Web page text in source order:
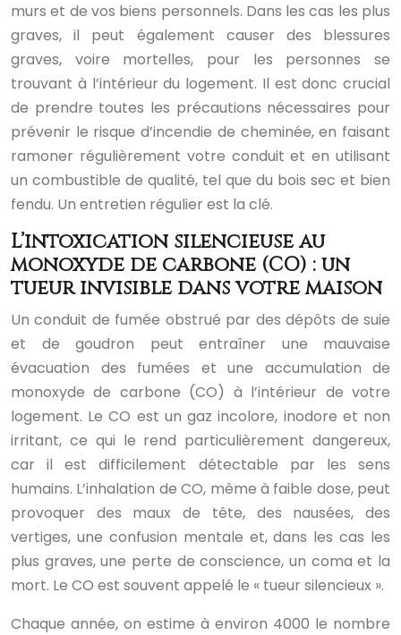
murs et de vos biens personnels. Dans les cas les plus
graves, il peut également causer des blessures
graves, voire mortelles, pour les personnes se
trouvant à l’intérieur du logement. Il est donc crucial
de prendre toutes les précautions nécessaires pour
prévenir le risque d’incendie de cheminée, en faisant
ramoner régulièrement votre conduit et en utilisant
un combustible de qualité, tel que du bois sec et bien
fendu. Un entretien régulier est la clé.
L’intoxication silencieuse au
monoxyde de carbone (CO) : un
tueur invisible dans votre maison
Un conduit de fumée obstrué par des dépôts de suie
et de goudron peut entraîner une mauvaise
évacuation des fumées et une accumulation de
monoxyde de carbone (CO) à l’intérieur de votre
logement. Le CO est un gaz incolore, inodore et non
irritant, ce qui le rend particulièrement dangereux,
car il est difficilement détectable par les sens
humains. L’inhalation de CO, même à faible dose, peut
provoquer des maux de tête, des nausées, des
vertiges, une confusion mentale et, dans les cas les
plus graves, une perte de conscience, un coma et la
mort. Le CO est souvent appelé le « tueur silencieux ».
Chaque année, on estime à environ 4000 le nombre